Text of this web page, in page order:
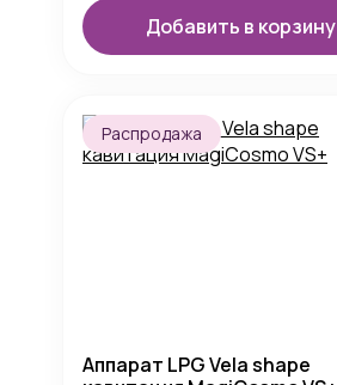
Добавить в корзину
Распродажа
Аппарат LPG Vela shape